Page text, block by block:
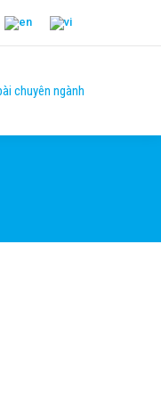
chuyên ngành